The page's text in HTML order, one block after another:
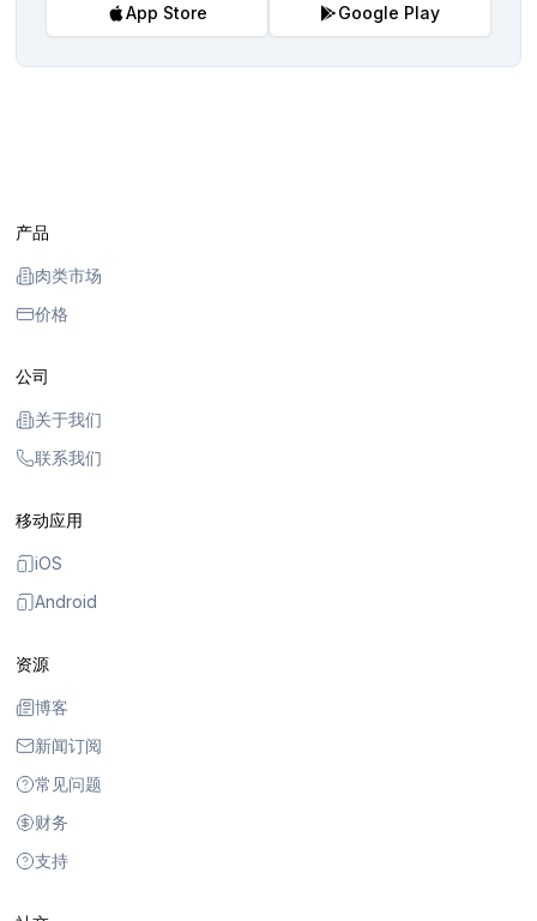
App Store Google Play
产品
肉类市场
价格
公司
关于我们
联系我们
移动应用
iOS
Android
资源
博客
新闻订阅
常见问题
财务
支持